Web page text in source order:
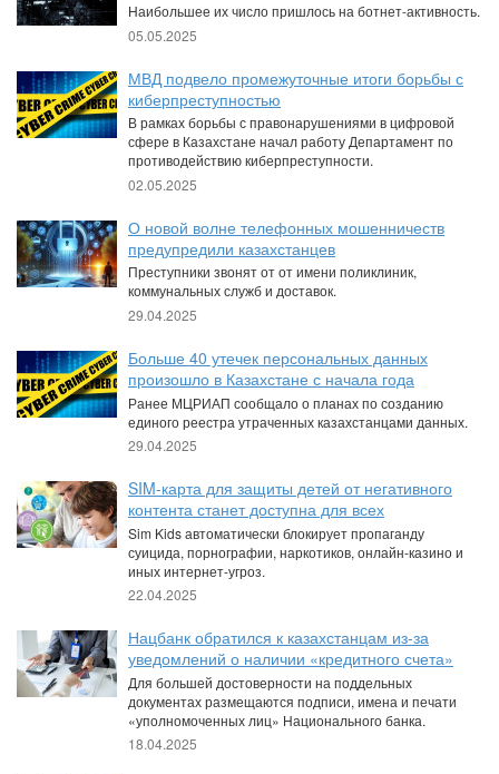
Наибольшее их число пришлось на ботнет-активность.
05.05.2025
МВД подвело промежуточные итоги борьбы с
киберпреступностью
В рамках борьбы с правонарушениями в цифровой
сфере в Казахстане начал работу Департамент по
противодействию киберпреступности.
02.05.2025
О новой волне телефонных мошенничеств
предупредили казахстанцев
Преступники звонят от от имени поликлиник,
коммунальных служб и доставок.
29.04.2025
Больше 40 утечек персональных данных
произошло в Казахстане с начала года
Ранее МЦРИАП сообщало о планах по созданию
единого реестра утраченных казахстанцами данных.
29.04.2025
SIM-карта для защиты детей от негативного
контента станет доступна для всех
Sim Kids автоматически блокирует пропаганду
суицида, порнографии, наркотиков, онлайн-казино и
иных интернет-угроз.
22.04.2025
Нацбанк обратился к казахстанцам из-за
уведомлений о наличии «кредитного счета»
Для большей достоверности на поддельных
документах размещаются подписи, имена и печати
«уполномоченных лиц» Национального банка.
18.04.2025